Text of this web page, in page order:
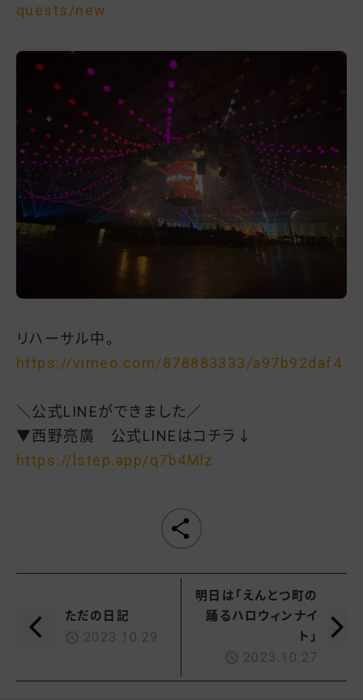
quests/new
リハーサル中。
https://vimeo.com/878883333/a97b92daf4
＼公式LINEができました／
▼西野亮廣 公式LINEはコチラ↓
https://lstep.app/q7b4Mlz
ただの日記
2023.10.29
明日は「えんとつ町の
踊るハロウィンナイ
ト」
2023.10.27